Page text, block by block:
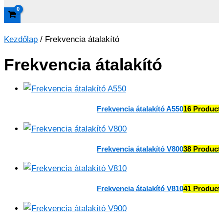
Kezdőlap / Frekvencia átalakító
Frekvencia átalakító
Frekvencia átalakító A55016
Frekvencia átalakító V80038
Frekvencia átalakító V81041